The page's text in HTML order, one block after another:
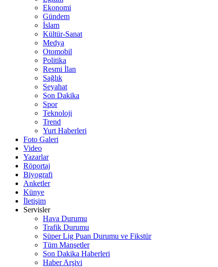
Ekonomi
Gündem
İslam
Kültür-Sanat
Medya
Otomobil
Politika
Resmi İlan
Sağlık
Seyahat
Son Dakika
Spor
Teknoloji
Trend
Yurt Haberleri
Foto Galeri
Video
Yazarlar
Röportaj
Biyografi
Anketler
Künye
İletişim
Servisler
Hava Durumu
Trafik Durumu
Süper Lig Puan Durumu ve Fikstür
Tüm Manşetler
Son Dakika Haberleri
Haber Arşivi